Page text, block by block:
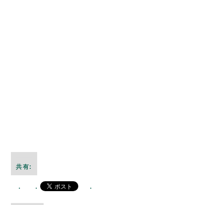
共有: